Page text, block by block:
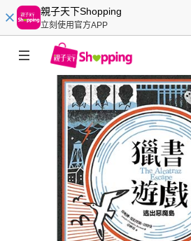
親子天下Shopping
立刻使用官方APP